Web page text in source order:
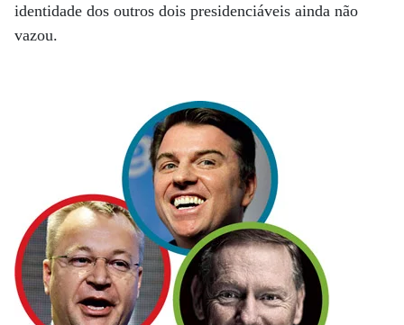
identidade dos outros dois presidenciáveis ainda não
vazou.